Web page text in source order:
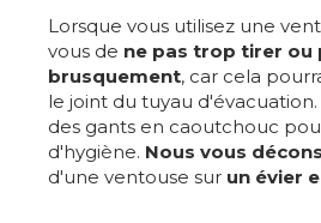
Lorsque vous utilisez une
vous de ne pas trop tirer ou
brusquement, car cela
le joint du tuyau
des gants en caoutchouc
d'hygiène. Nous vous
d'une ventouse sur un évier